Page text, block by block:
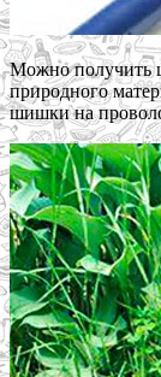
Можно получить
природного
шишки на